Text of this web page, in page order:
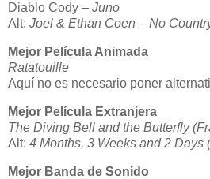
Diablo Cody – Juno
Alt: Joel & Ethan Coen – No
Mejor Película Animada
Ratatouille
Aquí no es necesario poner
Mejor Película Extranjera
The Diving Bell and the Butterfly
Alt: 4 Months, 3 Weeks and 2 Days
Mejor Banda de Sonido